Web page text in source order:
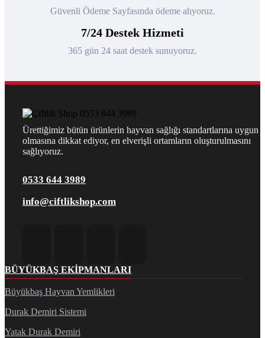
Güvenli Ödeme Sayfasında ödeme alıyoruz.
7/24 Destek Hizmeti
365 gün 24 saat destek sunuyoruz.
Ürettiğimiz bütün ürünlerin hayvan sağlığı standartlarına uygun
olmasına dikkat ediyor, en elverişli ortamların oluşturulmasını
sağlıyoruz.
0533 644 3989
info@ciftlikshop.com
BÜYÜKBAŞ EKIPMANLARI
Büyükbaş Hayvan Yemlikleri
Durak Demiri Sistemi
Yatak Durak Demiri